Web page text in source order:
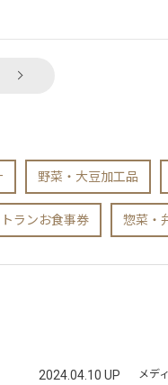
野菜・大豆加工品
ランお食事券 惣菜・
2024.04.10 UP メデ